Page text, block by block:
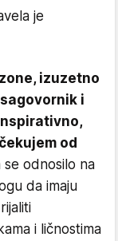
je
izuzetno
i
od
odnosilo na
da imaju
i ličnostima